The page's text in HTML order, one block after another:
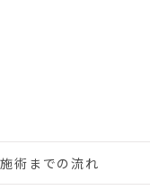
施術までの流れ